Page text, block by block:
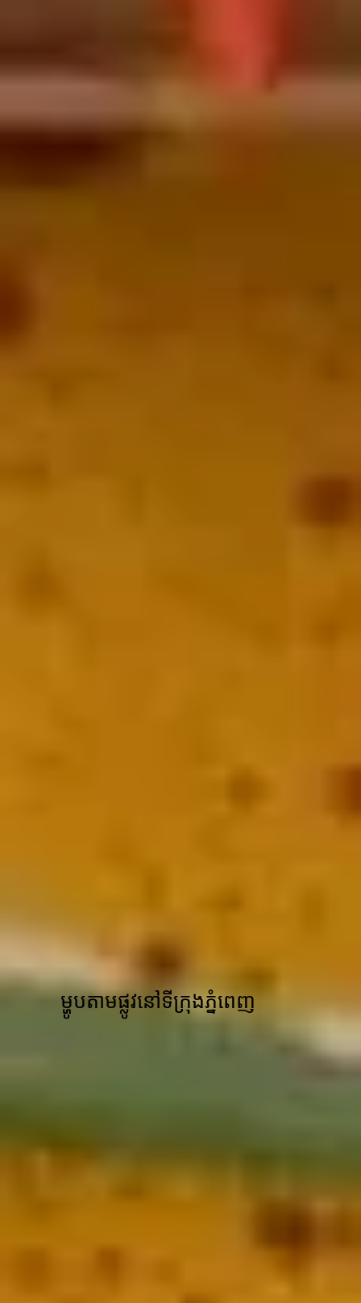
ម្ហូបតាមផ្លូវនៅទីក្រុងភ្នំពេញ